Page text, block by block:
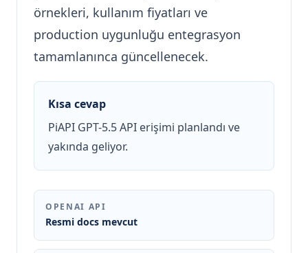
örnekleri, kullanım fiyatları ve
production uygunluğu entegrasyon
tamamlanınca güncellenecek.
Kısa cevap
PiAPI GPT-5.5 API erişimi planlandı ve
yakında geliyor.
OPENAI API
Resmi docs mevcut